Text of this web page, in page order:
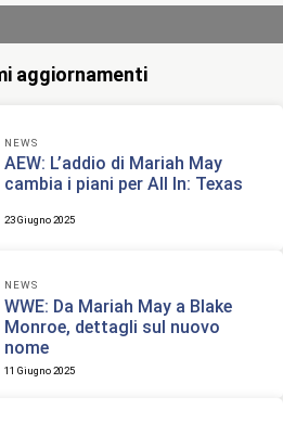
aggiornamenti
NEWS
AEW: L’addio di Mariah May
cambia i piani per All In: Texas
23 Giugno 2025
NEWS
WWE: Da Mariah May a Blake
Monroe, dettagli sul nuovo
nome
11 Giugno 2025